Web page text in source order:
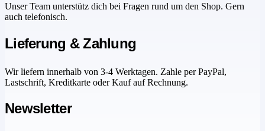
Unser Team unterstütz dich bei Fragen rund um den Shop. Gern
auch telefonisch.
Lieferung & Zahlung
Wir liefern innerhalb von 3-4 Werktagen. Zahle per PayPal,
Lastschrift, Kreditkarte oder Kauf auf Rechnung.
Newsletter